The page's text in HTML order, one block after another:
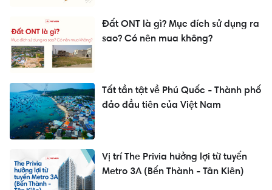
Đất ONT là gì? Mục đích sử dụng ra
sao? Có nên mua không?
Tất tần tật về Phú Quốc - Thành phố
đảo đầu tiên của Việt Nam
Vị trí The Privia hưởng lợi từ tuyến
Metro 3A (Bến Thành - Tân Kiên)